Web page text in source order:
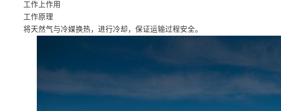
工作上作用
工作原理
将天然气与冷媒换热，进行冷却，保证运输过程安全。